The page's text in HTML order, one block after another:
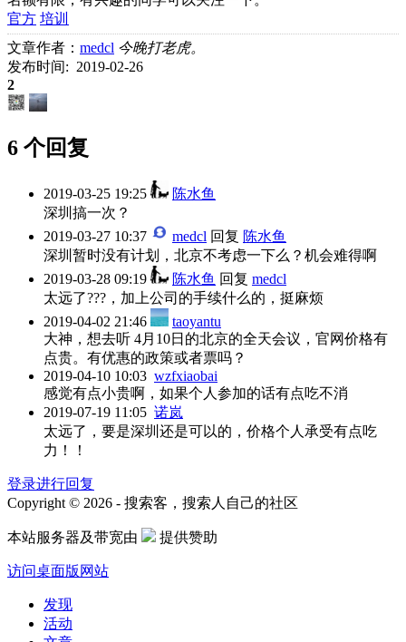
官方 培训
文章作者： medcl 今晚打老虎。
发布时间: 2019-02-26
2
6 个回复
2019-03-25 19:25
陈水鱼
深圳搞一次？
2019-03-27 10:37
medcl 回复 陈水鱼
深圳暂时没有计划，北京不考虑一下么？机会难得啊
2019-03-28 09:19
陈水鱼 回复 medcl
太远了???，加上公司的手续什么的，挺麻烦
2019-04-02 21:46
taoyantu
大神，想去听 4月10日的北京的全天会议，官网价格有
点贵。有优惠的政策或者票吗？
2019-04-10 10:03 wzfxiaobai
感觉有点小贵啊，如果个人参加的话有点吃不消
2019-07-19 11:05 诺岚
太远了，要是深圳还是可以的，价格个人承受有点吃
力！！
登录进行回复
Copyright © 2026 - 搜索客，搜索人自己的社区
本站服务器及带宽由 提供赞助
访问桌面版网站
发现
活动